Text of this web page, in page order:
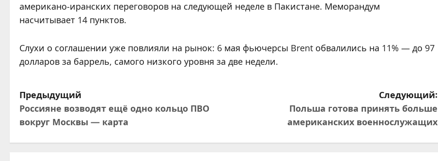
американо-иранских переговоров на следующей неделе в Пакистане. Меморандум
насчитывает 14 пунктов.
Слухи о соглашении уже повлияли на рынок: 6 мая фьючерсы Brent обвалились на 11% — до 97
долларов за баррель, самого низкого уровня за две недели.
Н
а
в
Предыдущий
Россияне возводят ещё одно кольцо ПВО
вокруг Москвы — карта
Следующий:
Польша готова принять больше
американских военнослужащих